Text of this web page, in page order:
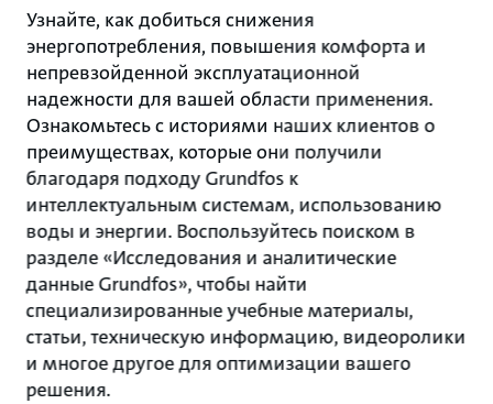
Узнайте, как добиться снижения
энергопотребления, повышения комфорта и
непревзойденной эксплуатационной
надежности для вашей области применения.
Ознакомьтесь с историями наших клиентов о
преимуществах, которые они получили
благодаря подходу Grundfos к
интеллектуальным системам, использованию
воды и энергии. Воспользуйтесь поиском в
разделе «Исследования и аналитические
данные Grundfos», чтобы найти
специализированные учебные материалы,
статьи, техническую информацию, видеоролики
и многое другое для оптимизации вашего
решения.